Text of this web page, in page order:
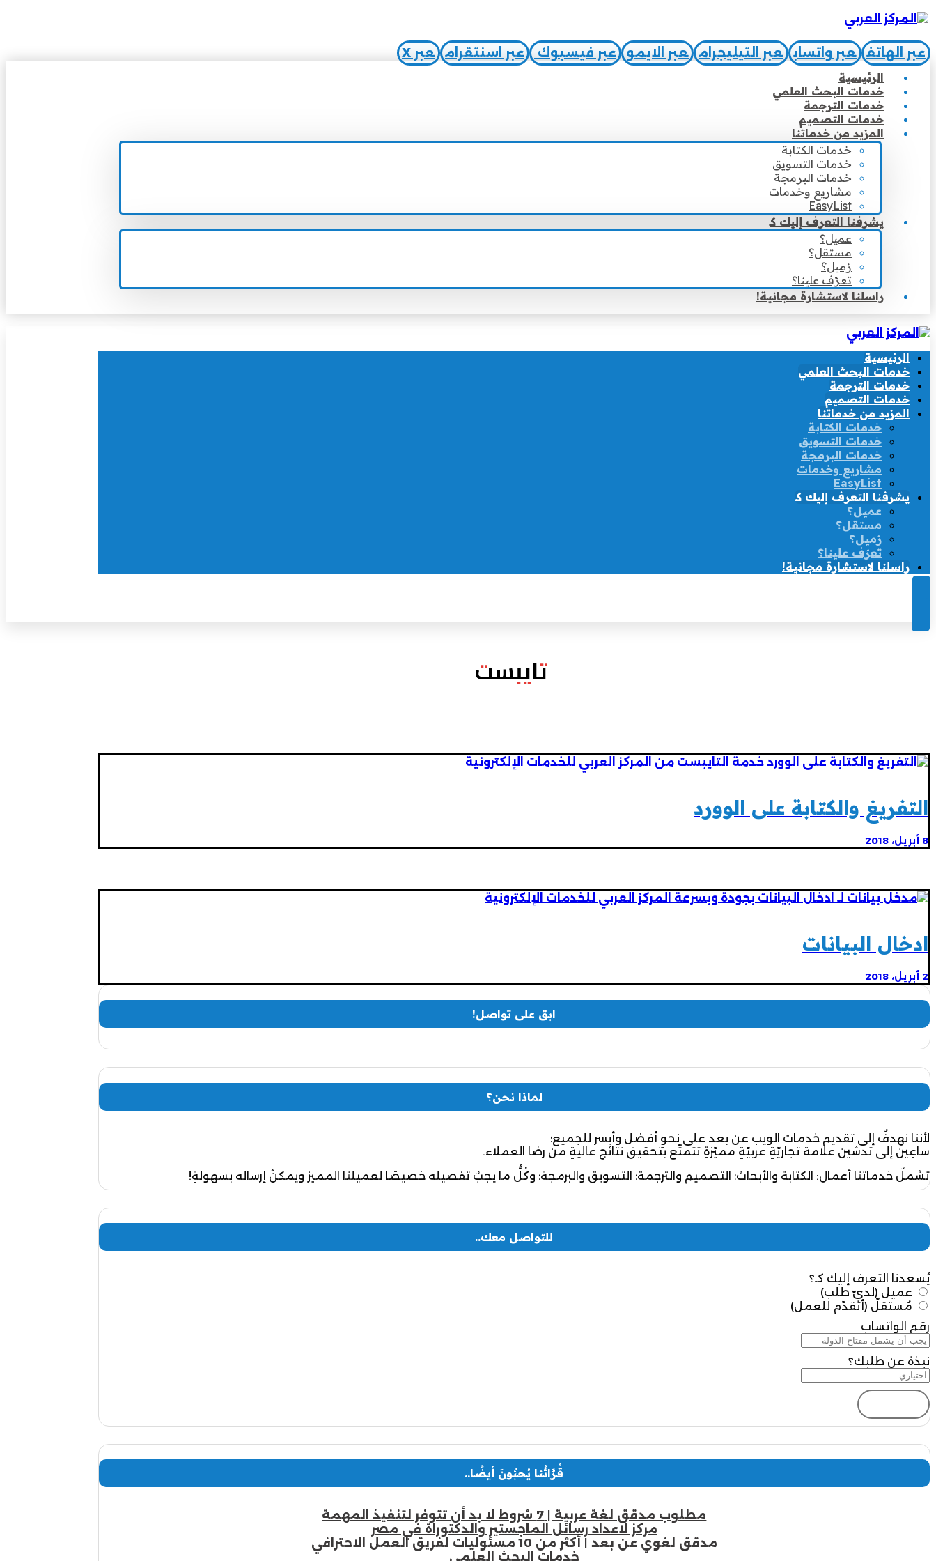
عبر الهاتف عبر واتساب عبر التيليجرام عبر الايمو عبر فيسبوك عبر اسنتقرام عبر X
الرئيسية
خدمات البحث العلمي
خدمات الترجمة
خدمات التصميم
المزيد من خدماتنا
خدمات الكتابة
خدمات التسويق
خدمات البرمجة
مشاريع وخدمات
EasyList
يشرفنا التعرف إليك كـ
عميل؟
مستقل؟
زميل؟
تعرّف علينا؟
راسلنا لاستشارة مجانية!
الرئيسية
خدمات البحث العلمي
خدمات الترجمة
خدمات التصميم
المزيد من خدماتنا
خدمات الكتابة
خدمات التسويق
خدمات البرمجة
مشاريع وخدمات
EasyList
يشرفنا التعرف إليك كـ
عميل؟
مستقل؟
زميل؟
تعرّف علينا؟
راسلنا لاستشارة مجانية!
تايبست
التفريغ والكتابة على الوورد
8 أبريل، 2018
ادخال البيانات
2 أبريل، 2018
ابق على تواصل!
لماذا نحن؟
لأننا نهدفُ إلى تقديم خدمات الويب عن بعد على نحوٍ أفضل وأيسر للجميع؛
ساعِين إلى تدشين علامة تجاريّةٍ عربيّةٍ مميّزةِ تتمتّع بتحقيق نتائج عاليةٍ من رضا العملاء.
تشملُ خدماتنا أعمال: الكتابة والأبحاث؛ التصميم والترجمة؛ التسويق والبرمجة؛ وكُلُّ ما يجبُ تفصيله خصيصًا لعميلنا المميز ويمكنُ إرساله بسهولةٍ!
للتواصل معك..
يُسعدنا التعرف إليك كـ؟
عميل (لديّ طلب)
مُستقلّ (أتقدّم للعمل)
رقم الواتساب
نبذة عن طلبك؟
قُرَّائُنا يُحبُّونَ أيضًا..
مطلوب مدقق لغة عربية | 7 شروط لا بد أن تتوفر لتنفيذ المهمة
مركز لاعداد رسائل الماجستير والدكتوراة في مصر
مدقق لغوي عن بعد | أكثر من 10 مسئوليات لفريق العمل الاحترافي
خدمات البحث العلمي